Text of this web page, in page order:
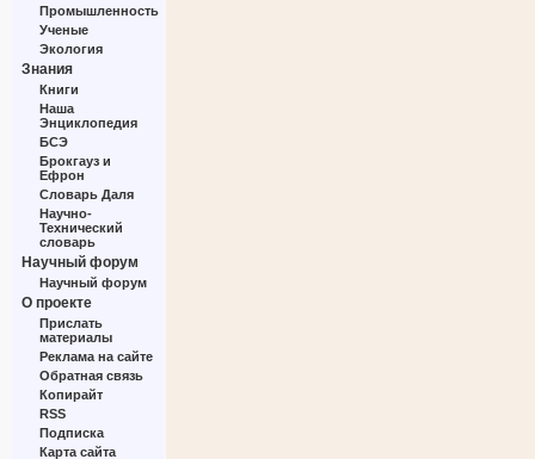
Промышленность
Ученые
Экология
Знания
Книги
Наша
Энциклопедия
БСЭ
Брокгауз и
Ефрон
Словарь Даля
Научно-
Технический
словарь
Научный форум
Научный форум
О проекте
Прислать
материалы
Реклама на сайте
Обратная связь
Копирайт
RSS
Подписка
Карта сайта